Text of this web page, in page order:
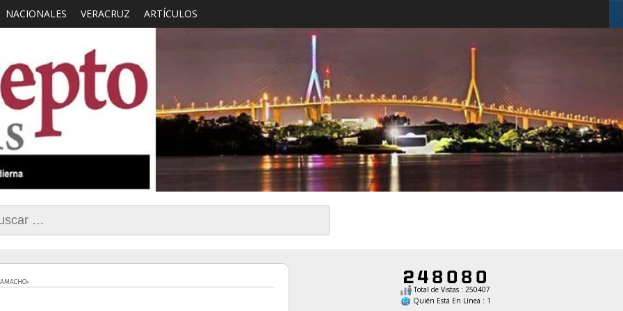
con Sentido Comun
NACIONALES VERACRUZ ARTÍCULOS
Total de Vistas : 250407
Quién Está En Línea : 1